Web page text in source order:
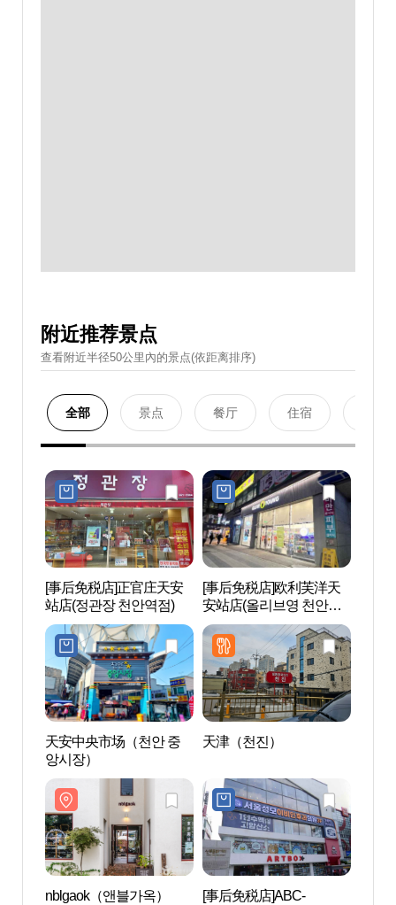
附近推荐景点
查看附近半径50公里內的景点(依距离排序)
全部 景点 餐厅 住宿
[事后免税店]正官庄天安
站店(정관장 천안역점)
[事后免税店]欧利芙洋天
安站店(올리브영 천안역
점)
天安中央市场（천안 중
앙시장）
天津（천진）
nblgaok（앤블가옥）
[事后免税店]ABC-